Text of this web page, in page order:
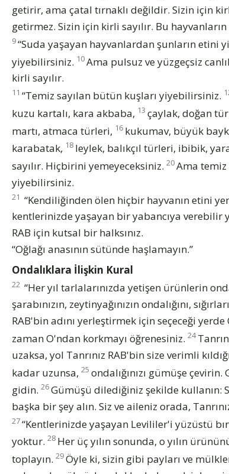
getirir, ama çatal tırnaklı değildir. Sizin için
getirmez. Sizin için kirli sayılır. Bu
9“Suda yaşayan hayvanlardan şunların etini
yiyebilirsiniz. 10Ama pulsuz ve yüzgeçsiz
kirli sayılır.
11 “Temiz sayılan bütün kuşları yiyebilirsiniz.
kuzu kartalı, kara akbaba, 13 çaylak, doğan
martı, atmaca türleri, 16 kukumav, büyük
karabatak, 18 leylek, balıkçıl türleri, ibibik,
sayılır. Hiçbirini yemeyeceksiniz. 20Ama temiz
yiyebilirsiniz.
21 “Kendiliğinden ölen hiçbir hayvanın etini
kentlerinizde yaşayan bir yabancıya verebilir
RAB için kutsal bir halksınız.
“Oğlağı anasının sütünde haşlamayın.”
Ondalıklara İlişkin Kural
22 “Her yıl tarlalarınızda yetişen ürünlerin
şarabınızın, zeytinyağınızın ondalığını,
RAB'bin adını yerleştirmek için seçeceği
zaman O'ndan korkmayı öğrenesiniz. 24
uzaksa, yol Tanrınız RAB'bin size verimli
kadar uzunsa, 25 ondalığınızı gümüşe
gidin. 26Gümüşü dilediğiniz şekilde kullanın:
başka bir şey alın. Siz ve aileniz orada,
27“Kentlerinizde yaşayan Levililer'i yüzüstü
yoktur. 28 Her üç yılın sonunda, o yılın
toplayın. 29Öyle ki, sizin gibi payları ve